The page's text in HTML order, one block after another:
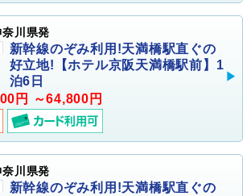
川県発
新幹線のぞみ利用!天満橋駅直ぐの
好立地!【ホテル京阪天満橋駅前】1
泊6日
円 ～64,800円
川県発
新幹線のぞみ利用!天満橋駅直ぐの